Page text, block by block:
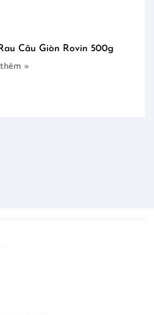
Câu Giòn Rovin 500g
»